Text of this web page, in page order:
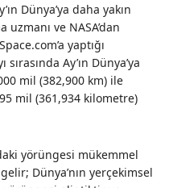
Dünya’ya daha yakın
ve NASA’dan
yaptığı
Ay’ın Dünya’ya
mil (382,900 km) ile
mil (361,934 kilometre)
yörüngesi mükemmel
Dünya’nın yerçekimsel